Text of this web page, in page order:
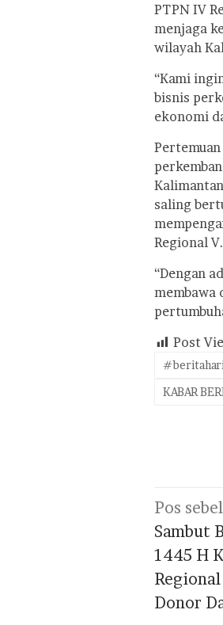
PTPN IV
menjaga
wilayah
“Kami
bisnis
ekonomi
saling
Regional V.
“Dengan
membawa
Post
KABAR
pos
Pos
Sambut
1445 H
Donor